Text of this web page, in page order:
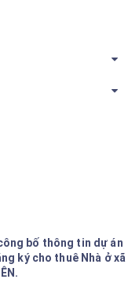
bố thông tin dự án
ký cho thuê Nhà ở xã